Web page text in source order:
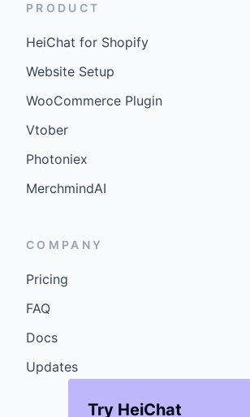
Try HeiChat
PRODUCT
HeiChat for Shopify
Website Setup
WooCommerce Plugin
Vtober
Photoniex
MerchmindAI
COMPANY
Pricing
FAQ
Docs
Updates